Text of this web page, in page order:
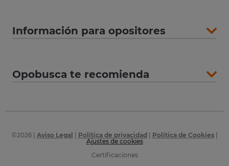
Información para opositores
Opobusca te recomienda
©2026| Aviso Legal Política de privacidad Política de Cookies|
Ajustes de cookies
Certificaciones